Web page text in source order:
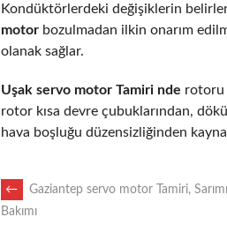
Kondüktörlerdeki değişiklerin
motor bozulmadan ilkin onarım
olanak sağlar.
Uşak servo motor Tamiri nde rotoru
rotor kısa devre çubuklarından,
hava boşluğu düzensizliğinden
POST
←
Gaziantep servo motor Tamiri,
Bakımı